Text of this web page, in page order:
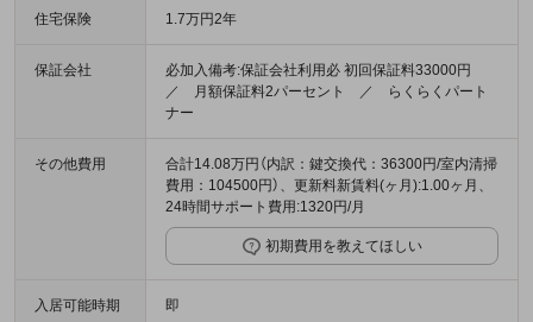
住宅保険 1.7万円2年
保証会社
必加入備考:保証会社利用必 初回保証料33000円
／ 月額保証料2パーセント ／ らくらくパート
ナー
その他費用
合計14.08万円（内訳：鍵交換代：36300円/室内清掃
費用：104500円）、更新料新賃料(ヶ月):1.00ヶ月、
24時間サポート費用:1320円/月
初期費用を教えてほしい
入居可能時期 即